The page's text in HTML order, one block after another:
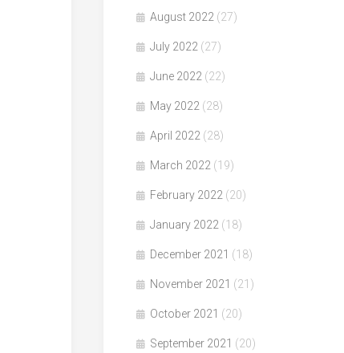
August 2022 (27)
July 2022 (27)
June 2022 (22)
May 2022 (28)
April 2022 (28)
March 2022 (19)
February 2022 (20)
January 2022 (18)
December 2021 (18)
November 2021 (21)
October 2021 (20)
September 2021 (20)